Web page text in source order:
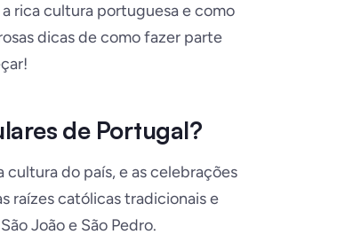
rica cultura portuguesa e como
dicas de como fazer parte
de Portugal?
cultura do país, e as celebrações
raízes católicas tradicionais e
João e São Pedro.